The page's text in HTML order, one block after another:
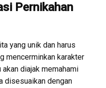
Pernikahan
yang unik dan harus
mencerminkan karakter
diajak memahami
disesuaikan dengan